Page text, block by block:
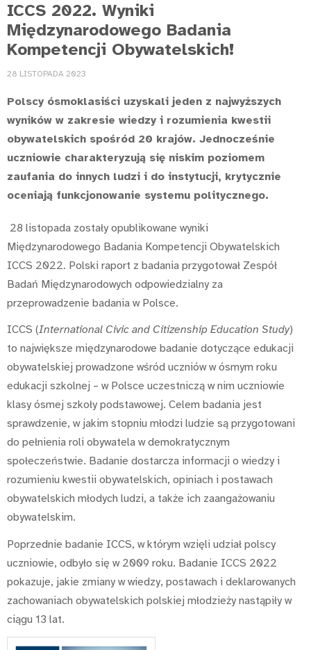
ICCS 2022. Wyniki
Międzynarodowego Badania
Kompetencji Obywatelskich!
28 LISTOPADA 2023
Polscy ósmoklasiści uzyskali jeden z najwyższych
wyników w zakresie wiedzy i rozumienia kwestii
obywatelskich spośród 20 krajów. Jednocześnie
uczniowie charakteryzują się niskim poziomem
zaufania do innych ludzi i do instytucji, krytycznie
oceniają funkcjonowanie systemu politycznego.
28 listopada zostały opublikowane wyniki
Międzynarodowego Badania Kompetencji Obywatelskich
ICCS 2022. Polski raport z badania przygotował Zespół
Badań Międzynarodowych odpowiedzialny za
przeprowadzenie badania w Polsce.
ICCS (International Civic and Citizenship Education Study)
to największe międzynarodowe badanie dotyczące edukacji
obywatelskiej prowadzone wśród uczniów w ósmym roku
edukacji szkolnej – w Polsce uczestniczą w nim uczniowie
klasy ósmej szkoły podstawowej. Celem badania jest
sprawdzenie, w jakim stopniu młodzi ludzie są przygotowani
do pełnienia roli obywatela w demokratycznym
społeczeństwie. Badanie dostarcza informacji o wiedzy i
rozumieniu kwestii obywatelskich, opiniach i postawach
obywatelskich młodych ludzi, a także ich zaangażowaniu
obywatelskim.
Poprzednie badanie ICCS, w którym wzięli udział polscy
uczniowie, odbyło się w 2009 roku. Badanie ICCS 2022
pokazuje, jakie zmiany w wiedzy, postawach i deklarowanych
zachowaniach obywatelskich polskiej młodzieży nastąpiły w
ciągu 13 lat.